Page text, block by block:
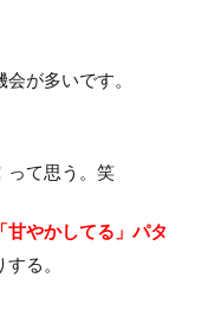
が多いです。
って思う。笑
「甘やかしてる」パタ
る。